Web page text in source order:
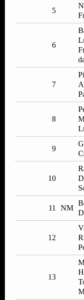
5
6
7
8
9
10
11 NM
12
13